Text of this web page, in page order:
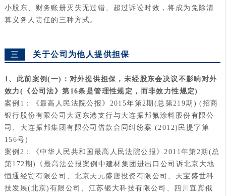
小股东、财务账册灭失无过错、超过诉讼时效，将成为免除清
算义务人责任的三种方式。
三 关于公司为他人提供担保
1、此前案例(一)：对外提供担保，未经股东会决议不影响对外
效力(《公司法》第16条是管理性规定，而非效力性规定)
案例1：《最高人民法院公报》2015年第2期(总第219期) (招商
银行股份有限公司大远东港支行与大连振邦氟涂料股份有限公
司、大连振邦集团有限公司借款合同纠纷案 (2012)民提字第
156号)
案例2：《中华人民共和国最高人民法院公报》2011年第2期(总
第172期)《最高法公报案例中建材集团进出口公司诉北京大地
恒通经贸有限公司、北京天元盛唐投资有限公司、天宝盛世科
技发展(北京)有限公司、江苏银大科技有限公司、四川宜宾俄